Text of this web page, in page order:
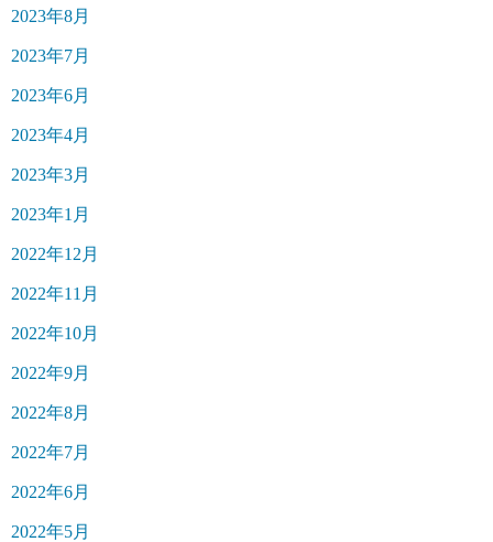
2023年8月
2023年7月
2023年6月
2023年4月
2023年3月
2023年1月
2022年12月
2022年11月
2022年10月
2022年9月
2022年8月
2022年7月
2022年6月
2022年5月